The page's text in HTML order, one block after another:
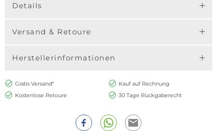
Details
Versand & Retoure
Herstellerinformationen
Gratis Versand*
Kauf auf Rechnung
Kostenlose Retoure
30 Tage Rückgaberecht